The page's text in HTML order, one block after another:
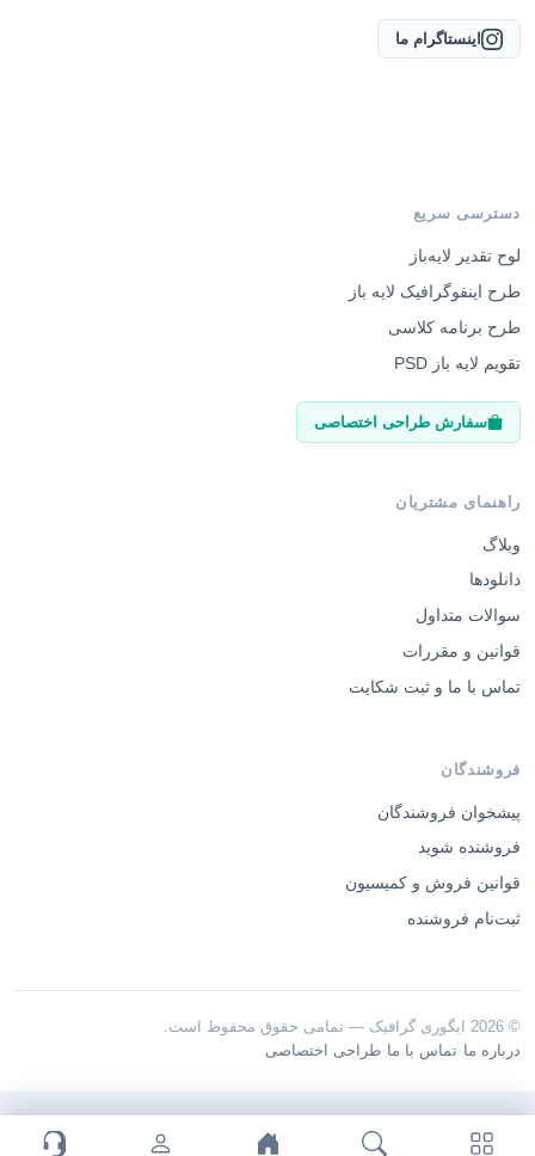
اینستاگرام ما
دسترسی سریع
لوح تقدیر لایه‌باز
طرح اینفوگرافیک لایه باز
طرح برنامه کلاسی
تقویم لایه باز PSD
سفارش طراحی اختصاصی
راهنمای مشتریان
وبلاگ
دانلودها
سوالات متداول
قوانین و مقررات
تماس با ما و ثبت شکایت
فروشندگان
پیشخوان فروشندگان
فروشنده شوید
قوانین فروش و کمیسیون
ثبت‌نام فروشنده
© 2026 ایگوری گرافیک — تمامی حقوق محفوظ است.
درباره ما ·تماس با ما ·طراحی اختصاصی